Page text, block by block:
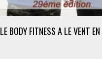
LE BODY FITNESS A LE VENT